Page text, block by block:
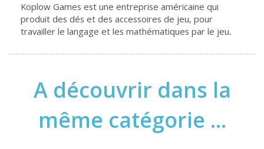
Koplow Games est une entreprise américaine qui
produit des dés et des accessoires de jeu, pour
travailler le langage et les mathématiques par le jeu.
A découvrir dans la
même catégorie ...